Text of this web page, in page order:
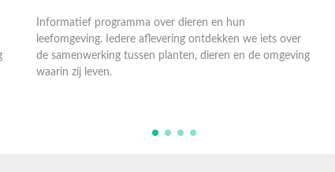
Informatief programma over dieren en hun
leefomgeving. Iedere aflevering ontdekken we iets over
de samenwerking tussen planten, dieren en de omgeving
waarin zij leven.